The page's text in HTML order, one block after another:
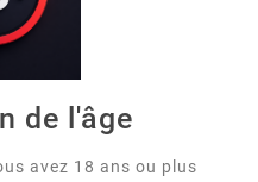
de l'âge
avez 18 ans ou plus